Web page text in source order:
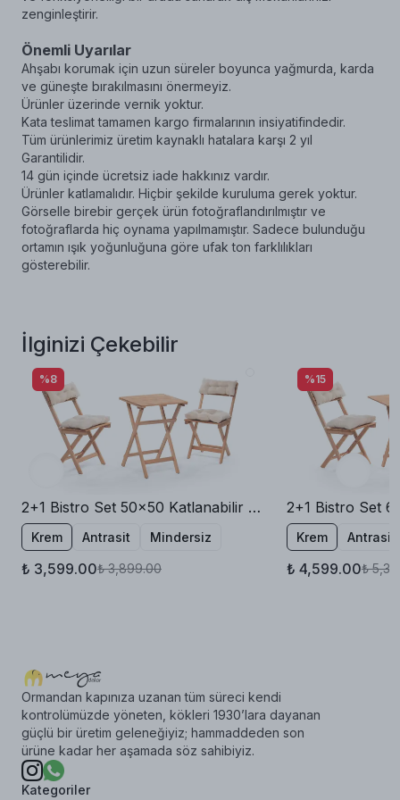
zenginleştirir.
Önemli Uyarılar
Ahşabı korumak için uzun süreler boyunca yağmurda, karda
ve güneşte bırakılmasını önermeyiz.
Ürünler üzerinde vernik yoktur.
Kata teslimat tamamen kargo firmalarının insiyatifindedir.
Tüm ürünlerimiz üretim kaynaklı hatalara karşı 2 yıl
Garantilidir.
14 gün içinde ücretsiz iade hakkınız vardır.
Ürünler katlamalıdır. Hiçbir şekilde kuruluma gerek yoktur.
Görselle birebir gerçek ürün fotoğraflandırılmıştır ve
fotoğraflarda hiç oynama yapılmamıştır. Sadece bulunduğu
ortamın ışık yoğunluğuna göre ufak ton farklılıkları
gösterebilir.
İlginizi Çekebilir
%8
2+1 Bistro Set 50x50 Katlanabilir Bahçe Balkon Masa Sandalye
Krem Antrasit Mindersiz
₺ 3,599.00₺ 3,899.00
%15
Krem Antrasit
₺ 4,599.00₺
Ormandan kapınıza uzanan tüm süreci kendi
kontrolümüzde yöneten, kökleri 1930’lara dayanan
güçlü bir üretim geleneğiyiz; hammaddeden son
ürüne kadar her aşamada söz sahibiyiz.
Kategoriler